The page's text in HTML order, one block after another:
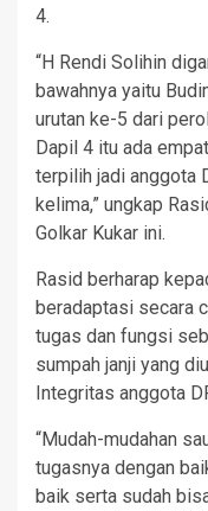
4.
“H Rendi Solihin
bawahnya yaitu
urutan ke-5 dari
Dapil 4 itu ada
terpilih jadi anggota
kelima,” ungkap
Golkar Kukar ini.
Rasid berharap
beradaptasi secara
tugas dan fungsi
sumpah janji yang
Integritas anggota
“Mudah-mudahan
tugasnya dengan
baik serta sudah